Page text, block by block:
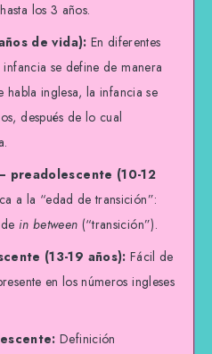
los 3 años.
de vida): En diferentes
se define de manera
habla inglesa, la infancia se
después de lo cual
preadolescente (10-12
a la “edad de transición”:
in between (“transición”).
(13-19 años): Fácil de
en los números ingleses
Definición